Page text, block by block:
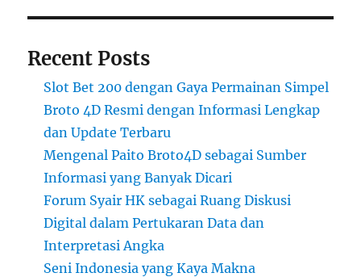
Recent Posts
Slot Bet 200 dengan Gaya Permainan Simpel
Broto 4D Resmi dengan Informasi Lengkap
dan Update Terbaru
Mengenal Paito Broto4D sebagai Sumber
Informasi yang Banyak Dicari
Forum Syair HK sebagai Ruang Diskusi
Digital dalam Pertukaran Data dan
Interpretasi Angka
Seni Indonesia yang Kaya Makna